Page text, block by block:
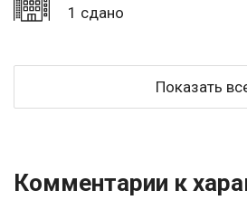
1 сдано
Показать
Комментарии к